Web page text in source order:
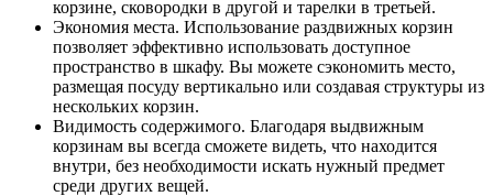
корзине, сковородки в другой и тарелки в третьей.
Экономия места. Использование раздвижных корзин
позволяет эффективно использовать доступное
пространство в шкафу. Вы можете сэкономить место,
размещая посуду вертикально или создавая структуры из
нескольких корзин.
Видимость содержимого. Благодаря выдвижным
корзинам вы всегда сможете видеть, что находится
внутри, без необходимости искать нужный предмет
среди других вещей.